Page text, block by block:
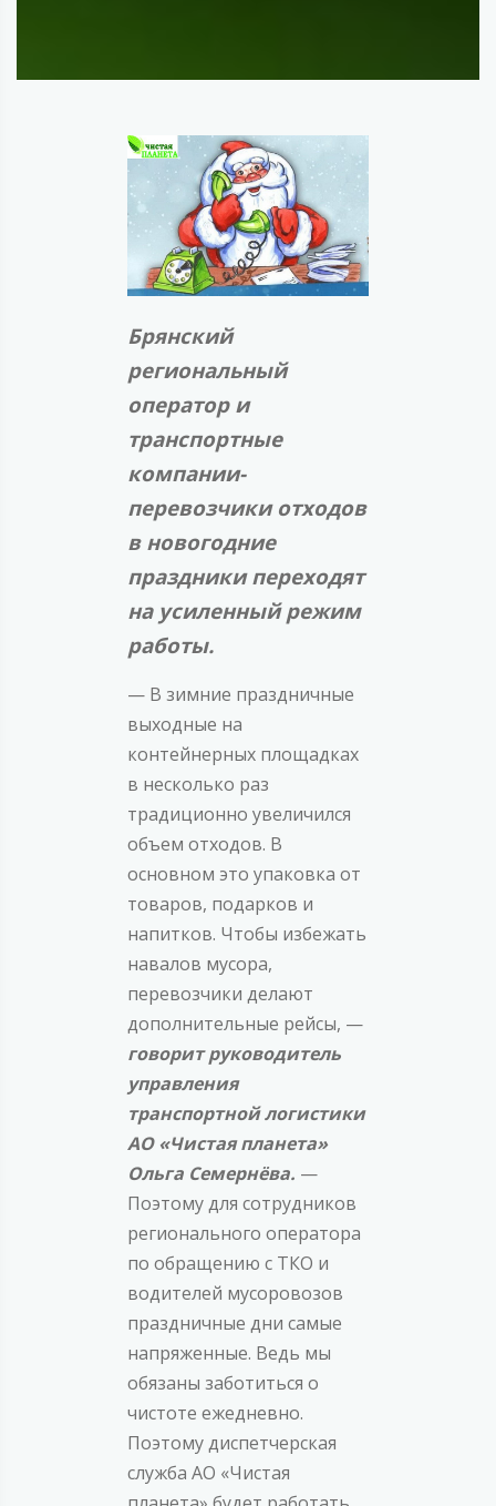
Брянский
региональный
оператор и
транспортные
компании-
перевозчики отходов
в новогодние
праздники переходят
на усиленный режим
работы.
— В зимние праздничные
выходные на
контейнерных площадках
в несколько раз
традиционно увеличился
объем отходов. В
основном это упаковка от
товаров, подарков и
напитков. Чтобы избежать
навалов мусора,
перевозчики делают
дополнительные рейсы, —
говорит руководитель
управления
транспортной логистики
АО «Чистая планета»
Ольга Семернёва. —
Поэтому для сотрудников
регионального оператора
по обращению с ТКО и
водителей мусоровозов
праздничные дни самые
напряженные. Ведь мы
обязаны заботиться о
чистоте ежедневно.
Поэтому диспетчерская
служба АО «Чистая